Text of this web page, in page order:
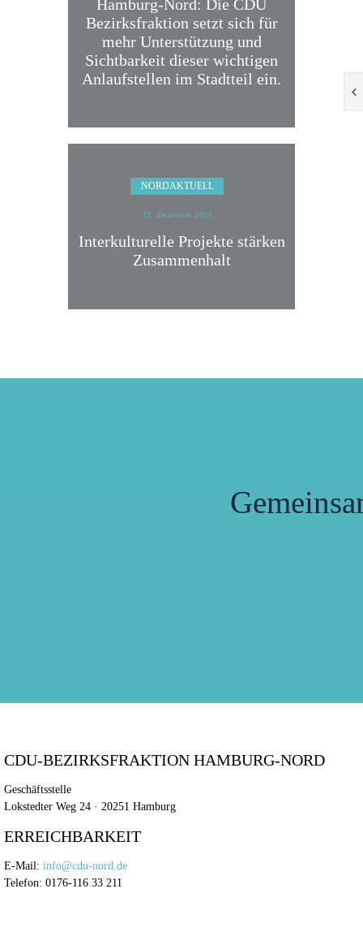
Hamburg-Nord: Die CDU
Bezirksfraktion setzt sich für
mehr Unterstützung und
Sichtbarkeit dieser wichtigen
Anlaufstellen im Stadtteil ein.
NORDAKTUELL
12. Dezember 2025
Interkulturelle Projekte stärken
Zusammenhalt
CDU-BEZIRKSFRAKTION HAMBURG-NORD
Geschäftsstelle
Lokstedter Weg 24 · 20251 Hamburg
ERREICHBARKEIT
E-Mail: info@cdu-nord.de
Telefon: 0176-116 33 211